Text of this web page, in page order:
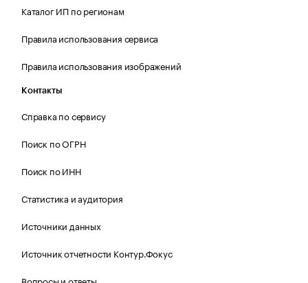
Каталог ИП по регионам
Правила использования сервиса
Правила использования изображений
Контакты
Справка по сервису
Поиск по ОГРН
Поиск по ИНН
Статистика и аудитория
Источники данных
Источник отчетности Контур.Фокус